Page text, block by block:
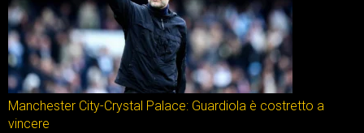
Manchester City-Crystal Palace: Guardiola è costretto a
vincere